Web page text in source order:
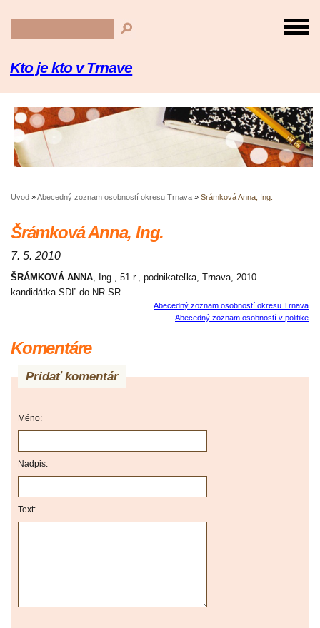
Kto je kto v Trnave
Úvod »Abecedný zoznam osobností okresu Trnava » Šrámková Anna, Ing.
Šrámková Anna, Ing.
7. 5. 2010
ŠRÁMKOVÁ ANNA, Ing., 51 r., podnikateľka, Trnava, 2010 –
kandidátka SDĽ do NR SR
Abecedný zoznam osobností okresu Trnava
Abecedný zoznam osobností v politike
Komentáre
Pridať komentár
Méno:
Nadpis:
Text: